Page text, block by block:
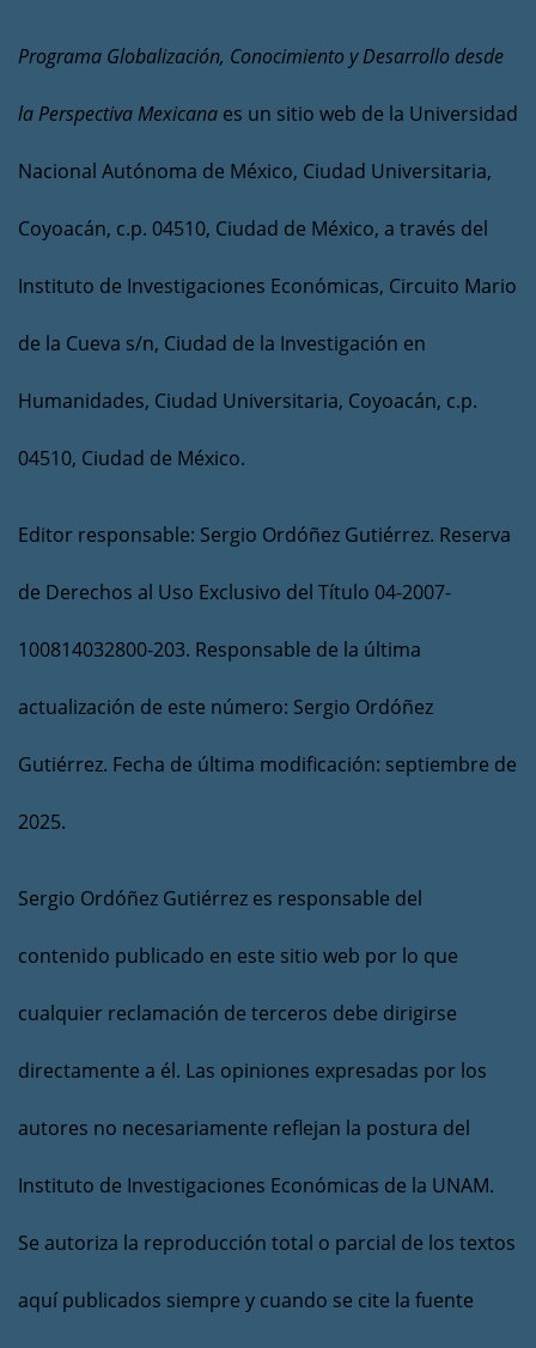
Programa Globalización, Conocimiento y Desarrollo desde
la Perspectiva Mexicana es un sitio web de la Universidad
Nacional Autónoma de México, Ciudad Universitaria,
Coyoacán, c.p. 04510, Ciudad de México, a través del
Instituto de Investigaciones Económicas, Circuito Mario
de la Cueva s/n, Ciudad de la Investigación en
Humanidades, Ciudad Universitaria, Coyoacán, c.p.
04510, Ciudad de México.
Editor responsable: Sergio Ordóñez Gutiérrez. Reserva
de Derechos al Uso Exclusivo del Título 04-2007-
100814032800-203. Responsable de la última
actualización de este número: Sergio Ordóñez
Gutiérrez. Fecha de última modificación: septiembre de
2025.
Sergio Ordóñez Gutiérrez es responsable del
contenido publicado en este sitio web por lo que
cualquier reclamación de terceros debe dirigirse
directamente a él. Las opiniones expresadas por los
autores no necesariamente reflejan la postura del
Instituto de Investigaciones Económicas de la UNAM.
Se autoriza la reproducción total o parcial de los textos
aquí publicados siempre y cuando se cite la fuente